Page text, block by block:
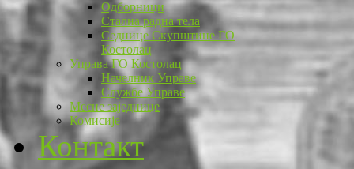
Одборници
Стална радна тела
Седнице Скупштине ГО
Костолац
Управа ГО Костолац
Начелник Управе
Службе Управе
Месне заједнице
Комисије
Контакт